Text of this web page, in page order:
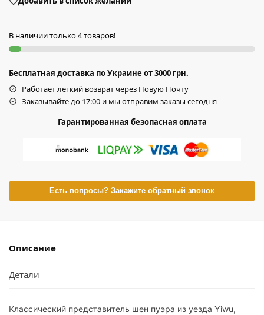
В наличии только 4 товаров!
Бесплатная доставка по Украине от 3000 грн.
Работает легкий возврат через Новую Почту
Заказывайте до 17:00 и мы отправим заказы сегодня
Гарантированная безопасная оплата
Есть вопросы? Закажите обратный звонок
Описание
Детали
Классический представитель шен пуэра из уезда Yiwu,